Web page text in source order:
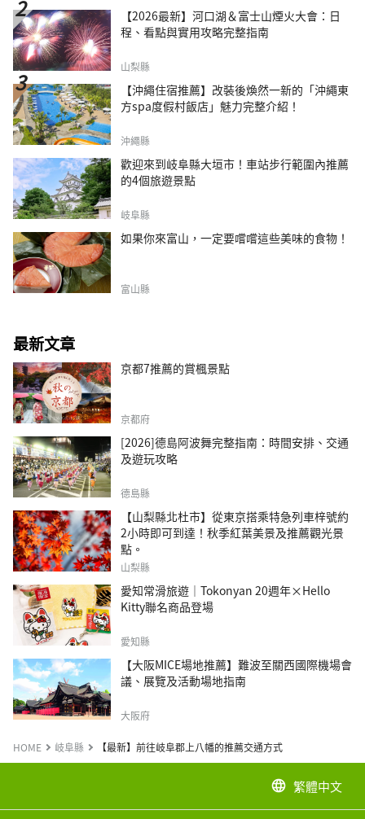
【2026最新】河口湖＆富士山煙火大會：日
程、看點與實用攻略完整指南
山梨縣
【沖繩住宿推薦】改裝後煥然一新的「沖繩東
方spa度假村飯店」魅力完整介紹！
沖繩縣
歡迎來到岐阜縣大垣市！車站步行範圍內推薦
的4個旅遊景點
岐阜縣
如果你來富山，一定要嚐嚐這些美味的食物！
富山縣
最新文章
京都7推薦的賞楓景點
京都府
[2026]德島阿波舞完整指南：時間安排、交通
及遊玩攻略
德島縣
【山梨縣北杜市】從東京搭乘特急列車梓號約
2小時即可到達！秋季紅葉美景及推薦觀光景
點。
山梨縣
愛知常滑旅遊｜Tokonyan 20週年×Hello
Kitty聯名商品登場
愛知縣
【大阪MICE場地推薦】難波至關西國際機場會
議、展覽及活動場地指南
大阪府
HOME 岐阜縣 【最新】前往岐阜郡上八幡的推薦交通方式
language 繁體中文